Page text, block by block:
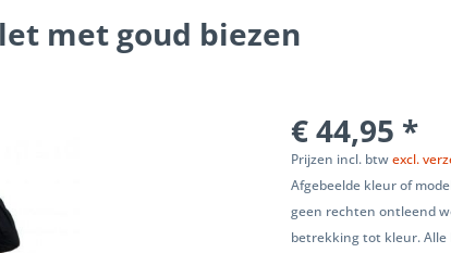
met goud biezen
€ 44,95 *
Prijzen incl. btwexcl.
Afgebeelde kleur of
geen rechten ontleend
betrekking tot kleur.